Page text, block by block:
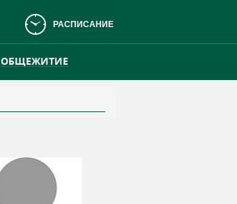
РАСПИСАНИЕ
ОБЩЕЖИТИЕ